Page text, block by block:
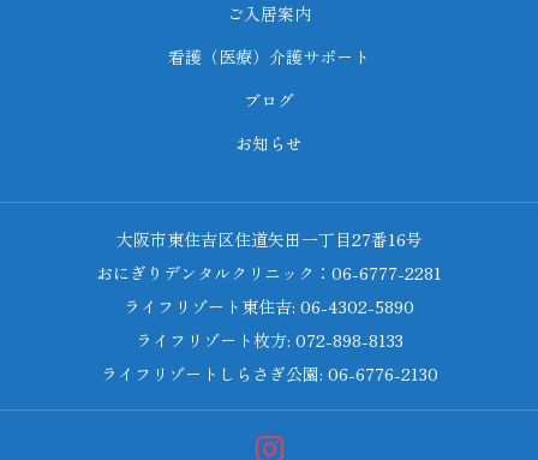
ご入居案内
看護（医療）介護サポート
ブログ
お知らせ
大阪市東住吉区住道矢田一丁目27番16号
おにぎりデンタルクリニック：06-6777-2281
ライフリゾート東住吉: 06-4302-5890
ライフリゾート枚方: 072-898-8133
ライフリゾートしらさぎ公園: 06-6776-2130